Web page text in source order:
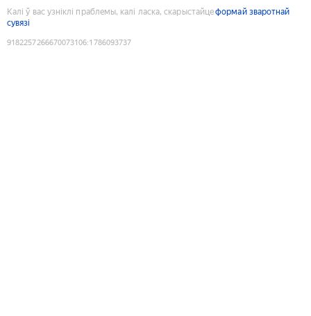
Калі ў вас узніклі праблемы, калі ласка, скарыстайцеформай зваротнай
сувязі
9182257266670073106:1786093737